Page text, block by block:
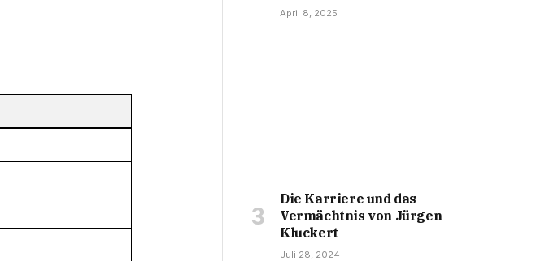
April 8, 2025
Die Karriere und das
Vermächtnis von Jürgen
Kluckert
Juli 28, 2024